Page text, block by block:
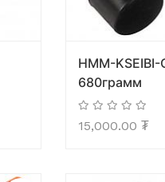
HMM-KSEIBI-
680грамм
15,000.00 ₮